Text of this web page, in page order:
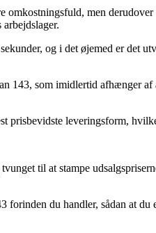
omkostningsfuld, men
og i det øjemed er det
143, som imidlertid afhænger
prisbevidste leveringsform,
til at stampe
du handler, sådan at du